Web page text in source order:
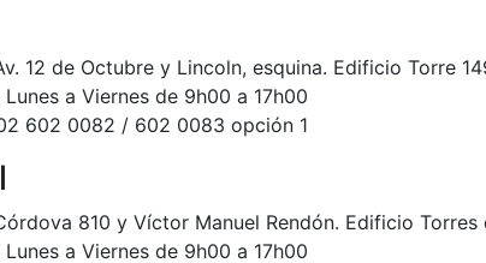
12 de Octubre y Lincoln, esquina. Edificio Torre
a Viernes de 9h00 a 17h00
602 0082 / 602 0083 opción 1
810 y Víctor Manuel Rendón. Edificio
a Viernes de 9h00 a 17h00